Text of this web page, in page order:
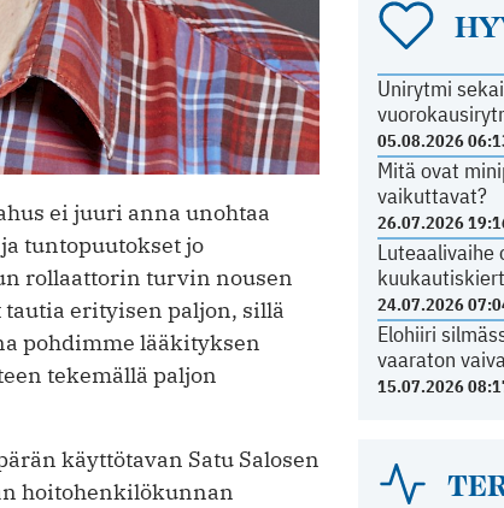
Unirytmi
05.08.2026
Mitä ovat
vaikuttavat?
26.07.2026
Luteaalivaihe
24.07.2026
Elohiiri
vaaraton
15.07.2026
ei juuri anna unohtaa
tuntopuutokset jo
rollaattorin turvin nousen
erityisen paljon, sillä
pohdimme lääkityksen
tekemällä paljon
käyttötavan Satu Salosen
hoitohenkilökunnan